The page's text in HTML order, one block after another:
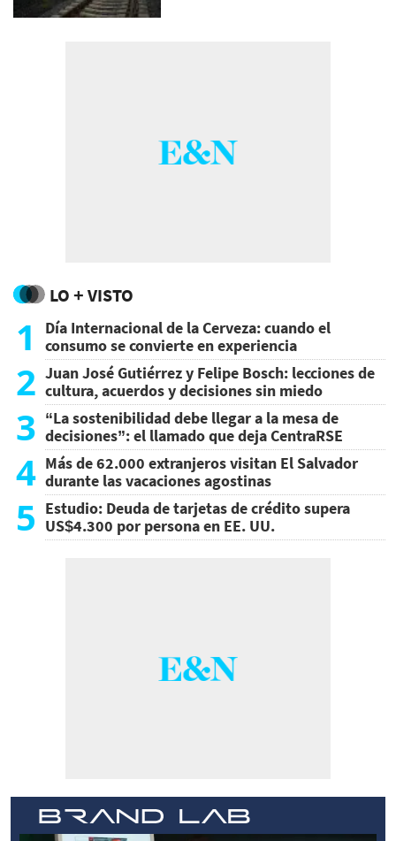
LO + VISTO
1
Día Internacional de la Cerveza: cuando el
consumo se convierte en experiencia
2 Juan José Gutiérrez y Felipe Bosch: lecciones de
cultura, acuerdos y decisiones sin miedo
3 “La sostenibilidad debe llegar a la mesa de
decisiones”: el llamado que deja CentraRSE
4 Más de 62.000 extranjeros visitan El Salvador
durante las vacaciones agostinas
5 Estudio: Deuda de tarjetas de crédito supera
US$4.300 por persona en EE. UU.